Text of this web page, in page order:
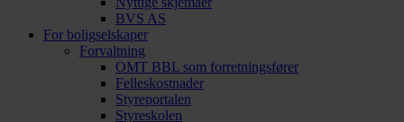
BVS AS
For boligselskaper
Forvaltning
OMT BBL som forretningsfører
Felleskostnader
Styreportalen
Styreskolen